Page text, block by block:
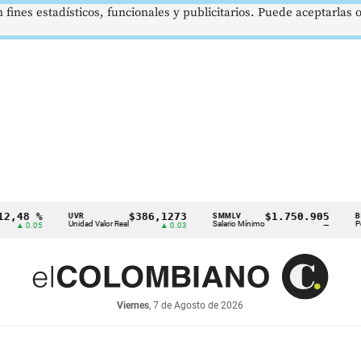
% UVR
Unidad Valor Real
$386,1273 SMMLV
Salario Mínimo
$1.750.905 BRENT
Petróleo
Viernes, 7 de Agosto de 2026
estadísticos, funcionales y publicitarios. Puede aceptarlas